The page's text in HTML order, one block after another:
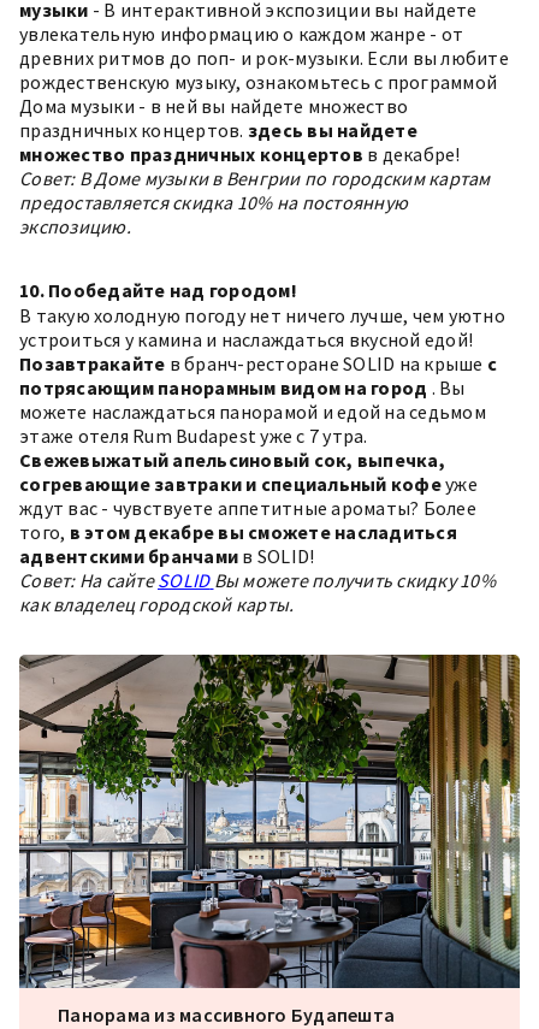
музыки - В интерактивной экспозиции вы найдете
увлекательную информацию о каждом жанре - от
древних ритмов до поп- и рок-музыки. Если вы любите
рождественскую музыку, ознакомьтесь с программой
Дома музыки - в ней вы найдете множество
праздничных концертов. здесь вы найдете
множество праздничных концертов в декабре!
Совет: В Доме музыки в Венгрии по городским картам
предоставляется скидка 10% на постоянную
экспозицию.
10. Пообедайте над городом!
В такую холодную погоду нет ничего лучше, чем уютно
устроиться у камина и наслаждаться вкусной едой!
Позавтракайте в бранч-ресторане SOLID на крыше с
потрясающим панорамным видом на город . Вы
можете наслаждаться панорамой и едой на седьмом
этаже отеля Rum Budapest уже с 7 утра.
Свежевыжатый апельсиновый сок, выпечка,
согревающие завтраки и специальный кофеуже
ждут вас - чувствуете аппетитные ароматы? Более
того, в этом декабре вы сможете насладиться
адвентскими бранчами в SOLID!
Совет: На сайте SOLID Вы можете получить скидку 10%
как владелец городской карты.
Панорама из массивного Будапешта